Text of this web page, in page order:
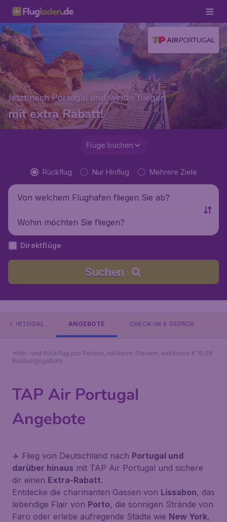
Jetzt nach Portugal und weiter fliegen
mit extra Rabatt!
Flüge buchen
Rückflug Nur Hinflug Mehrere Ziele
Von welchem Flughafen fliegen Sie ab?
Wohin möchten Sie fliegen?
Direktflüge
Suchen
PORTUGAL ANGEBOTE CHECK-IN & GEPÄCK
*Hin- und Rückflug pro Person, inklusive Steuern, exklusive € 19,99
Buchungsgebühr.
TAP Air Portugal
Angebote
✈️ Flieg von Deutschland nach Portugal und
darüber hinaus mit TAP Air Portugal und sichere
dir einen Extra-Rabatt.
Entdecke die charmanten Gassen von Lissabon, das
lebendige Flair von Porto, die sonnigen Strände von
Faro oder erlebe aufregende Städte wie New York,